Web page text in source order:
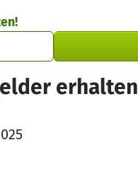
erhalten